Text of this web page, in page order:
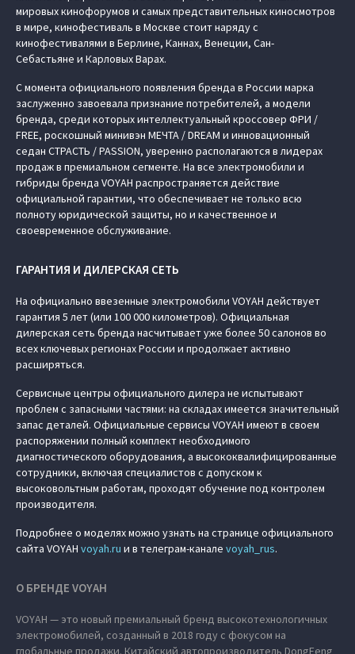
мировых кинофорумов и самых представительных киносмотров
в мире, кинофестиваль в Москве стоит наряду с
кинофестивалями в Берлине, Каннах, Венеции, Сан-
Себастьяне и Карловых Варах.
С момента официального появления бренда в России марка
заслуженно завоевала признание потребителей, а модели
бренда, среди которых интеллектуальный кроссовер ФРИ /
FREE, роскошный минивэн МЕЧТА / DREAM и инновационный
седан СТРАСТЬ / PASSION, уверенно располагаются в лидерах
продаж в премиальном сегменте. На все электромобили и
гибриды бренда VOYAH распространяется действие
официальной гарантии, что обеспечивает не только всю
полноту юридической защиты, но и качественное и
своевременное обслуживание.
ГАРАНТИЯ И ДИЛЕРСКАЯ СЕТЬ
На официально ввезенные электромобили VOYAH действует
гарантия 5 лет (или 100 000 километров). Официальная
дилерская сеть бренда насчитывает уже более 50 салонов во
всех ключевых регионах России и продолжает активно
расширяться.
Сервисные центры официального дилера не испытывают
проблем с запасными частями: на складах имеется значительный
запас деталей. Официальные сервисы VOYAH имеют в своем
распоряжении полный комплект необходимого
диагностического оборудования, а высококвалифицированные
сотрудники, включая специалистов с допуском к
высоковольтным работам, проходят обучение под контролем
производителя.
Подробнее о моделях можно узнать на странице официального
сайта VOYAH voyah.ru и в телеграм-канале voyah_rus.
О БРЕНДЕ VOYAH
VOYAH — это новый премиальный бренд высокотехнологичных
электромобилей, созданный в 2018 году с фокусом на
глобальные продажи. Китайский автопроизводитель DongFeng